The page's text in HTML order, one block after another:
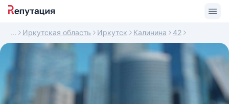
Иркутская область Иркутск Калинина 42